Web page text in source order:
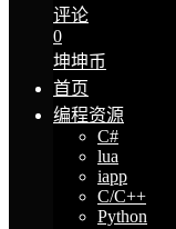
评论
0
坤坤币
首页
编程资源
C#
lua
iapp
C/C++
Python